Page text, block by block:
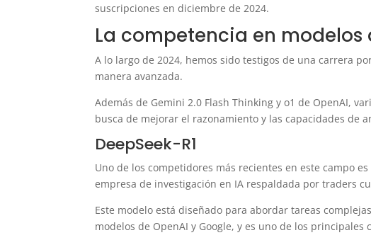
suscripciones en diciembre de 2024.
La competencia en
A lo largo de 2024, hemos sido testigos de una carrera
manera avanzada.
Además de Gemini 2.0 Flash Thinking y o1 de OpenAI,
busca de mejorar el razonamiento y las capacidades de
DeepSeek-R1
Uno de los competidores más recientes en este campo
empresa de investigación en IA respaldada por traders
Este modelo está diseñado para abordar tareas
modelos de OpenAI y Google, y es uno de los